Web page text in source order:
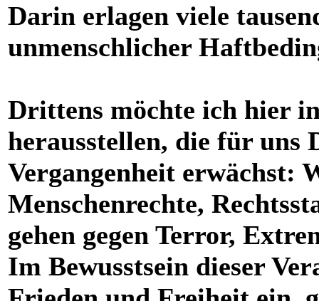
Darin erlagen viele
unmenschlicher
Drittens möchte ich hier
herausstellen, die für uns
Vergangenheit erwächst:
Menschenrechte,
gehen gegen Terror,
Im Bewusstsein dieser